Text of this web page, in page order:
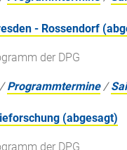
- Rossendorf
der DPG
/Programmtermine /
(abgesagt)
der DPG